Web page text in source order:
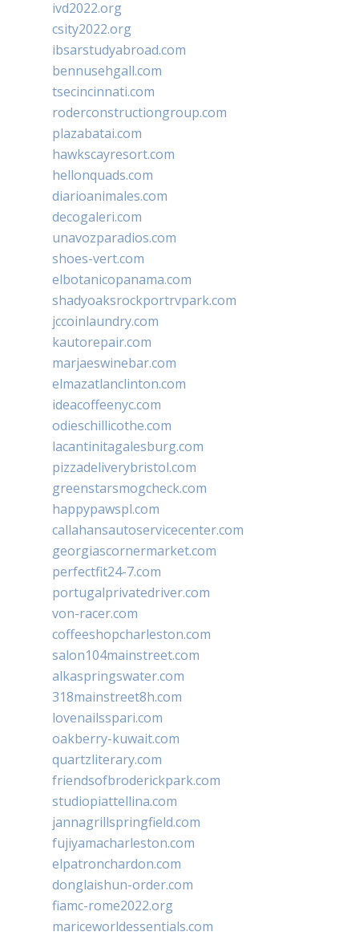
ivd2022.org
csity2022.org
ibsarstudyabroad.com
bennusehgall.com
tsecincinnati.com
roderconstructiongroup.com
plazabatai.com
hawkscayresort.com
hellonquads.com
diarioanimales.com
decogaleri.com
unavozparadios.com
shoes-vert.com
elbotanicopanama.com
shadyoaksrockportrvpark.com
jccoinlaundry.com
kautorepair.com
marjaeswinebar.com
elmazatlanclinton.com
ideacoffeenyc.com
odieschillicothe.com
lacantinitagalesburg.com
pizzadeliverybristol.com
greenstarsmogcheck.com
happypawspl.com
callahansautoservicecenter.com
georgiascornermarket.com
perfectfit24-7.com
portugalprivatedriver.com
von-racer.com
coffeeshopcharleston.com
salon104mainstreet.com
alkaspringswater.com
318mainstreet8h.com
lovenailsspari.com
oakberry-kuwait.com
quartzliterary.com
friendsofbroderickpark.com
studiopiattellina.com
jannagrillspringfield.com
fujiyamacharleston.com
elpatronchardon.com
donglaishun-order.com
fiamc-rome2022.org
mariceworldessentials.com